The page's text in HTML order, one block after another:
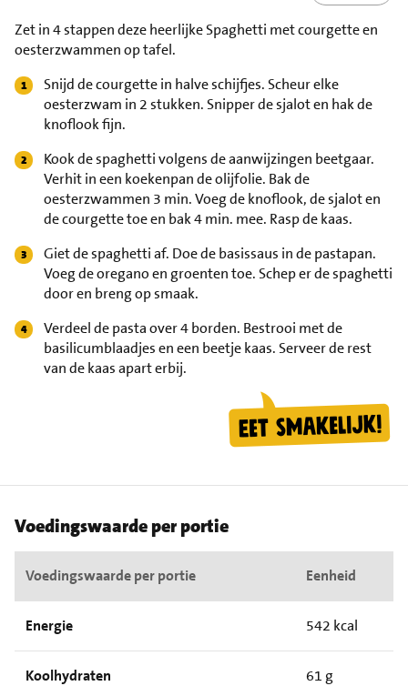
Zet in 4 stappen deze heerlijke Spaghetti met courgette en
oesterzwammen op tafel.
Snijd de courgette in halve schijfjes. Scheur elke
oesterzwam in 2 stukken. Snipper de sjalot en hak de
knoflook fijn.
Kook de spaghetti volgens de aanwijzingen beetgaar.
Verhit in een koekenpan de olijfolie. Bak de
oesterzwammen 3 min. Voeg de knoflook, de sjalot en
de courgette toe en bak 4 min. mee. Rasp de kaas.
Giet de spaghetti af. Doe de basissaus in de pastapan.
Voeg de oregano en groenten toe. Schep er de spaghetti
door en breng op smaak.
Verdeel de pasta over 4 borden. Bestrooi met de
basilicumblaadjes en een beetje kaas. Serveer de rest
van de kaas apart erbij.
Voedingswaarde per portie
Voedingswaarde per portie Eenheid
Energie 542 kcal
Koolhydraten 61 g